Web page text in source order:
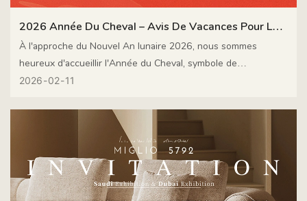
2026 Année Du Cheval – Avis De Vacances Pour La
Fête Du Printemps
À l'approche du Nouvel An lunaire 2026, nous sommes
heureux d'accueillir l'Année du Cheval, symbole de
dynamisme, de progrès et d'avenir. À cette occasion, MIGLIO
clients et confrères du monde entier qui nous ont soutenus
2026 02 11